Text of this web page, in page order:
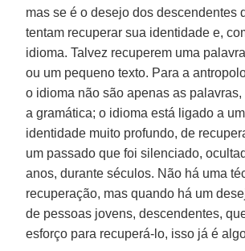
mas se é o desejo dos descendentes
tentam recuperar sua identidade e,
idioma. Talvez recuperem uma
ou um pequeno texto. Para a
o idioma não são apenas as palavras,
a gramática; o idioma está ligado a
identidade muito profundo, de
um passado que foi silenciado,
anos, durante séculos. Não há uma
recuperação, mas quando há um
de pessoas jovens, descendentes,
esforço para recuperá-lo, isso já é